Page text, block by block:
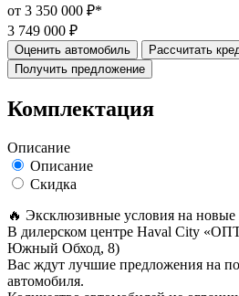
от 3 350 000 ₽*
3 749 000 ₽
Оценить автомобиль
Рассчитать
Получить предложение
Комплектация
Описание
Описание
Скидка
🔥 Эксклюзивные условия на
В дилерском центре Haval City
Южный Обход, 8)
Вас ждут лучшие предложения на
автомобиля.